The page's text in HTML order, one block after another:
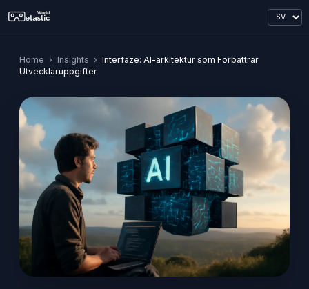
Home › Insights › Interfaze: AI-arkitektur som Förbättrar
Utvecklaruppgifter